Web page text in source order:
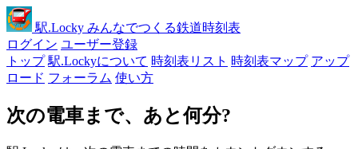
駅.Locky みんなでつくる鉄道時刻表
ログイン ユーザー登録
トップ 駅.Lockyについて 時刻表リスト 時刻表マップ アップ
ロード フォーラム 使い方
次の電車まで、あと何分?